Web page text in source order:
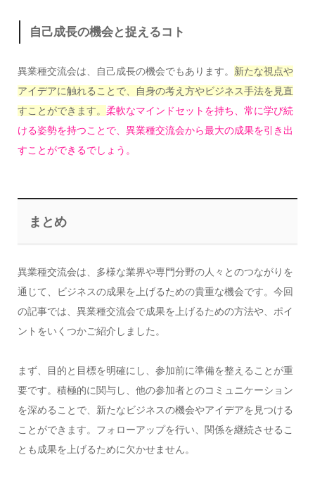
自己成長の機会と捉えるコト
異業種交流会は、自己成長の機会でもあります。 新たな視点や
アイデアに触れることで、自身の考え方やビジネス手法を見直
すことができます。 柔軟なマインドセットを持ち、常に学び続
ける姿勢を持つことで、異業種交流会から最大の成果を引き出
すことができるでしょう。
まとめ
異業種交流会は、多様な業界や専門分野の人々とのつながりを
通じて、ビジネスの成果を上げるための貴重な機会です。今回
の記事では、異業種交流会で成果を上げるための方法や、ポイ
ントをいくつかご紹介しました。
まず、目的と目標を明確にし、参加前に準備を整えることが重
要です。積極的に関与し、他の参加者とのコミュニケーション
を深めることで、新たなビジネスの機会やアイデアを見つける
ことができます。フォローアップを行い、関係を継続させるこ
とも成果を上げるために欠かせません。